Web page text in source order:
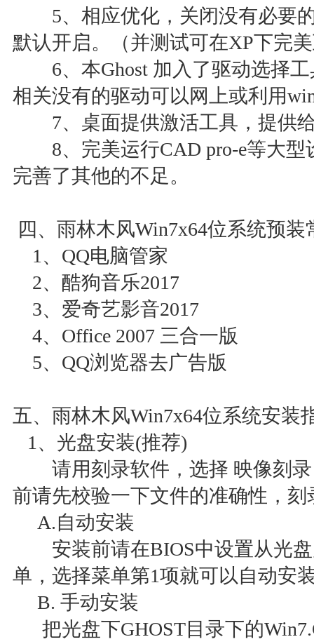
5、相应优化，关闭没有必要的
默认开启。（并测试可在XP下完
6、本Ghost 加入了驱动选择工
相关没有的驱动可以网上或利用
7、桌面提供激活工具，提供
8、完美运行CAD pro-e等大型
完善了其他的不足。
四、雨林木风Win7x64位系统预装
1、QQ电脑管家
2、酷狗音乐2017
3、爱奇艺影音2017
4、Office 2007 三合一版
5、QQ浏览器去广告版
五、雨林木风Win7x64位系统安装
1、光盘安装(推荐)
请用刻录软件，选择 映像刻录
前请先校验一下文件的准确性，
A.自动安装
安装前请在BIOS中设置从光盘
单，选择菜单第1项就可以自动
B. 手动安装
把光盘下GHOST目录下的